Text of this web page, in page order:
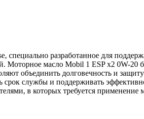
разработанное для
масло Mobil 1 ESP x2 0W-20
объединить долговечность и
службы и поддерживать
в которых требуется применение